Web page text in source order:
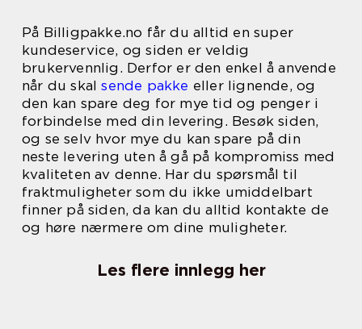
På Billigpakke.no får du alltid en super
kundeservice, og siden er veldig
brukervennlig. Derfor er den enkel å anvende
når du skalsende pakke eller lignende, og
den kan spare deg for mye tid og penger i
forbindelse med din levering. Besøk siden,
og se selv hvor mye du kan spare på din
neste levering uten å gå på kompromiss med
kvaliteten av denne. Har du spørsmål til
fraktmuligheter som du ikke umiddelbart
finner på siden, da kan du alltid kontakte de
og høre nærmere om dine muligheter.
Les flere innlegg her